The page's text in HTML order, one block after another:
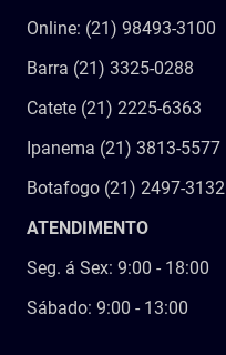
Online: (21) 98493-3100
Barra (21) 3325-0288
Catete (21) 2225-6363
Ipanema (21) 3813-5577
Botafogo (21) 2497-3132
ATENDIMENTO
Seg. á Sex: 9:00 - 18:00
Sábado: 9:00 - 13:00